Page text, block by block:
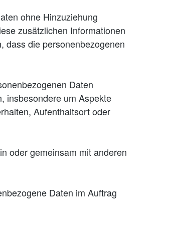
ohne Hinzuziehung
zusätzlichen Informationen
dass die personenbezogenen
Daten
insbesondere um Aspekte
Aufenthaltsort oder
oder gemeinsam mit anderen
Daten im Auftrag